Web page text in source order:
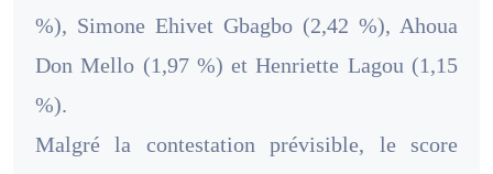
%), Simone Ehivet Gbagbo (2,42 %), Ahoua
Don Mello (1,97 %) et Henriette Lagou (1,15
%).
Malgré la contestation prévisible, le score